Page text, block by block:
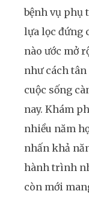
bệnh vụ phụ
lựa lọc đứng
nào ước mở
như cách
cuộc sống
nay. Khám
nhiều năm
nhấn khả
hành trình
còn mới